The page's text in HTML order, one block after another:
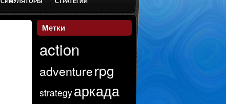
Метки
action
adventurerpg
strategyаркада